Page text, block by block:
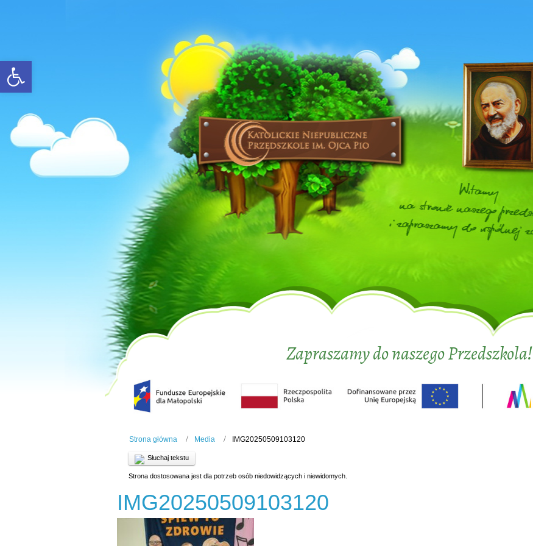
Open toolbar
Zapraszamy do naszego Przedszkola!
Strona główna Media IMG20250509103120
Słuchaj tekstu
Strona dostosowana jest dla potrzeb osób niedowidzących i niewidomych.
IMG20250509103120